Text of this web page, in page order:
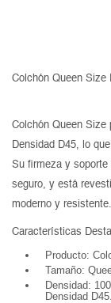
Colchón Queen Size
Colchón Queen Size
Densidad D45, lo
Su firmeza y soporte
seguro, y está
moderno y
Características
Producto:
Tamaño:
Densidad:
Densidad D45.